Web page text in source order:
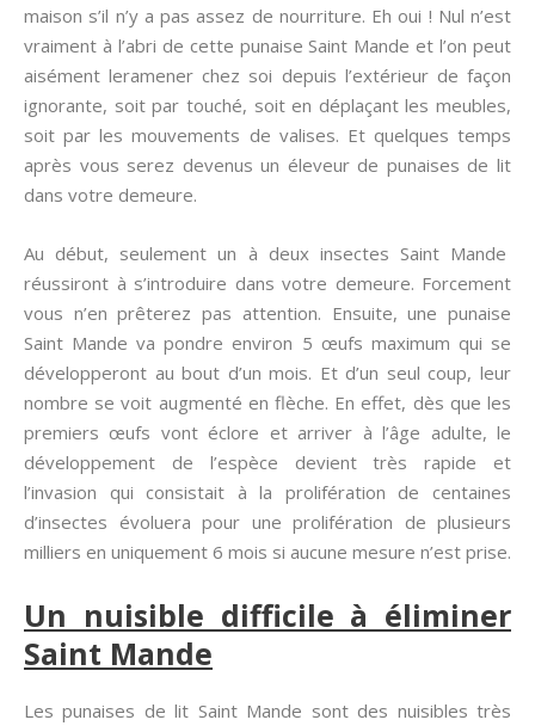
maison s’il n’y a pas assez de nourriture. Eh oui ! Nul n’est
vraiment à l’abri de cette punaise Saint Mande et l’on peut
aisément leramener chez soi depuis l’extérieur de façon
ignorante, soit par touché, soit en déplaçant les meubles,
soit par les mouvements de valises. Et quelques temps
après vous serez devenus un éleveur de punaises de lit
dans votre demeure.
Au début, seulement un à deux insectes Saint Mande
réussiront à s’introduire dans votre demeure. Forcement
vous n’en prêterez pas attention. Ensuite, une punaise
Saint Mande va pondre environ 5 œufs maximum qui se
développeront au bout d’un mois. Et d’un seul coup, leur
nombre se voit augmenté en flèche. En effet, dès que les
premiers œufs vont éclore et arriver à l’âge adulte, le
développement de l’espèce devient très rapide et
l’invasion qui consistait à la prolifération de centaines
d’insectes évoluera pour une prolifération de plusieurs
milliers en uniquement 6 mois si aucune mesure n’est prise.
Un nuisible difficile à éliminer
Saint Mande
Les punaises de lit Saint Mande sont des nuisibles très